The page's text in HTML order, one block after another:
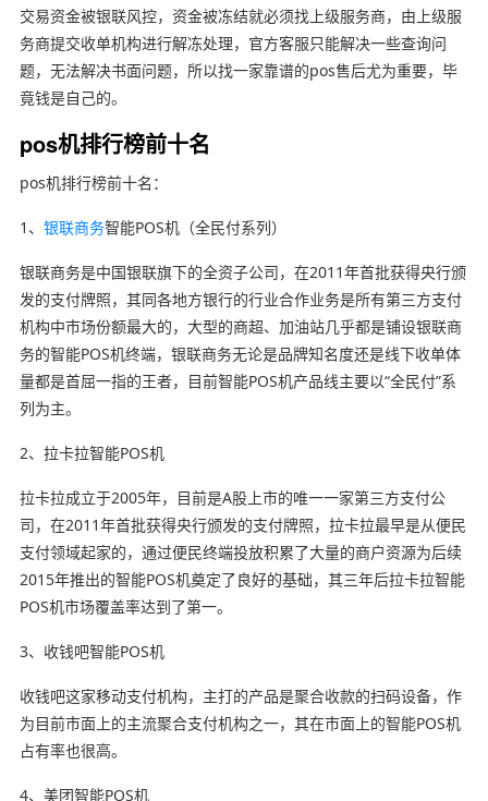
交易资金被银联风控，资金被冻结就必须找上级服务商，由上级服
务商提交收单机构进行解冻处理，官方客服只能解决一些查询问
题，无法解决书面问题，所以找一家靠谱的pos售后尤为重要，毕
竟钱是自己的。
pos机排行榜前十名
pos机排行榜前十名：
1、 银联商务智能POS机（全民付系列）
银联商务是中国银联旗下的全资子公司，在2011年首批获得央行颁
发的支付牌照，其同各地方银行的行业合作业务是所有第三方支付
机构中市场份额最大的，大型的商超、加油站几乎都是铺设银联商
务的智能POS机终端，银联商务无论是品牌知名度还是线下收单体
量都是首屈一指的王者，目前智能POS机产品线主要以“全民付”系
列为主。
2、拉卡拉智能POS机
拉卡拉成立于2005年，目前是A股上市的唯一一家第三方支付公
司，在2011年首批获得央行颁发的支付牌照，拉卡拉最早是从便民
支付领域起家的，通过便民终端投放积累了大量的商户资源为后续
2015年推出的智能POS机奠定了良好的基础，其三年后拉卡拉智能
POS机市场覆盖率达到了第一。
3、收钱吧智能POS机
收钱吧这家移动支付机构，主打的产品是聚合收款的扫码设备，作
为目前市面上的主流聚合支付机构之一，其在市面上的智能POS机
占有率也很高。
4、美团智能POS机